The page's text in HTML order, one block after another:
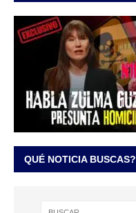
QUÉ NOTICIA BUSCAS?